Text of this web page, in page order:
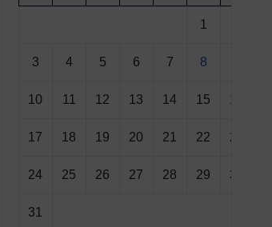
1
3 4 5 6 7 8
10 11 12 13 14 15 16
17 18 19 20 21 22 23
24 25 26 27 28 29 30
31